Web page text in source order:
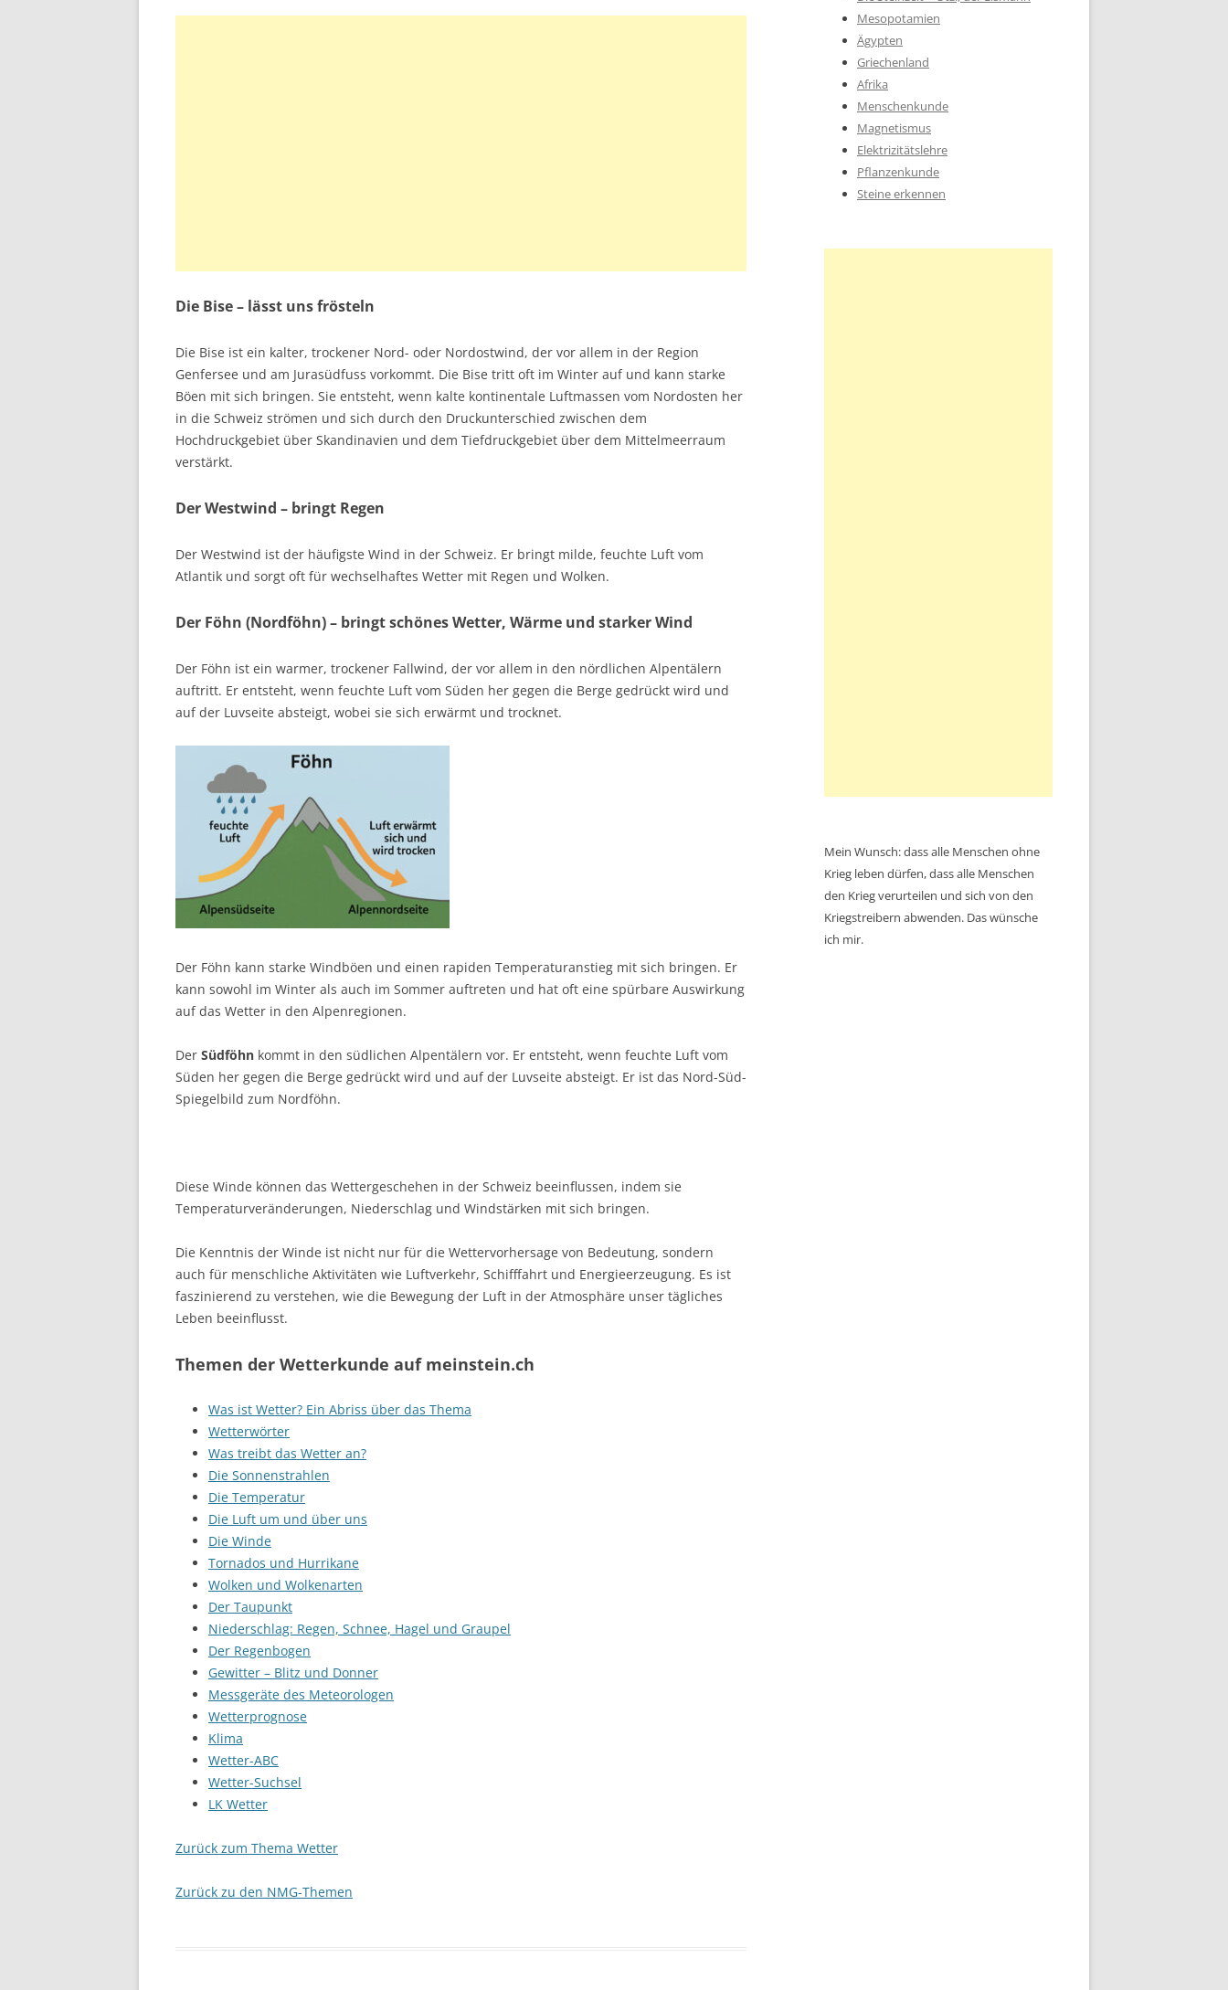
Die Bise – lässt uns frösteln
Die Bise ist ein kalter, trockener Nord- oder Nordostwind, der vor allem in der Region
Genfersee und am Jurasüdfuss vorkommt. Die Bise tritt oft im Winter auf und kann starke
Böen mit sich bringen. Sie entsteht, wenn kalte kontinentale Luftmassen vom Nordosten her
in die Schweiz strömen und sich durch den Druckunterschied zwischen dem
Hochdruckgebiet über Skandinavien und dem Tiefdruckgebiet über dem Mittelmeerraum
verstärkt.
Der Westwind – bringt Regen
Der Westwind ist der häufigste Wind in der Schweiz. Er bringt milde, feuchte Luft vom
Atlantik und sorgt oft für wechselhaftes Wetter mit Regen und Wolken.
Der Föhn (Nordföhn) – bringt schönes Wetter, Wärme und starker Wind
Der Föhn ist ein warmer, trockener Fallwind, der vor allem in den nördlichen Alpentälern
auftritt. Er entsteht, wenn feuchte Luft vom Süden her gegen die Berge gedrückt wird und
auf der Luvseite absteigt, wobei sie sich erwärmt und trocknet.
Der Föhn kann starke Windböen und einen rapiden Temperaturanstieg mit sich bringen. Er
kann sowohl im Winter als auch im Sommer auftreten und hat oft eine spürbare Auswirkung
auf das Wetter in den Alpenregionen.
Der Südföhn kommt in den südlichen Alpentälern vor. Er entsteht, wenn feuchte Luft vom
Süden her gegen die Berge gedrückt wird und auf der Luvseite absteigt. Er ist das Nord-Süd-
Spiegelbild zum Nordföhn.
Diese Winde können das Wettergeschehen in der Schweiz beeinflussen, indem sie
Temperaturveränderungen, Niederschlag und Windstärken mit sich bringen.
Die Kenntnis der Winde ist nicht nur für die Wettervorhersage von Bedeutung, sondern
auch für menschliche Aktivitäten wie Luftverkehr, Schifffahrt und Energieerzeugung. Es ist
faszinierend zu verstehen, wie die Bewegung der Luft in der Atmosphäre unser tägliches
Leben beeinflusst.
Themen der Wetterkunde auf meinstein.ch
Was ist Wetter? Ein Abriss über das Thema
Wetterwörter
Was treibt das Wetter an?
Die Sonnenstrahlen
Die Temperatur
Die Luft um und über uns
Die Winde
Tornados und Hurrikane
Wolken und Wolkenarten
Der Taupunkt
Niederschlag: Regen, Schnee, Hagel und Graupel
Der Regenbogen
Gewitter – Blitz und Donner
Messgeräte des Meteorologen
Wetterprognose
Klima
Wetter-ABC
Wetter-Suchsel
LK Wetter
Zurück zum Thema Wetter
Zurück zu den NMG-Themen
Mesopotamien
Ägypten
Griechenland
Afrika
Menschenkunde
Magnetismus
Elektrizitätslehre
Pflanzenkunde
Steine erkennen
Mein Wunsch: dass alle Menschen ohne
Krieg leben dürfen, dass alle Menschen
den Krieg verurteilen und sich von den
Kriegstreibern abwenden. Das wünsche
ich mir.